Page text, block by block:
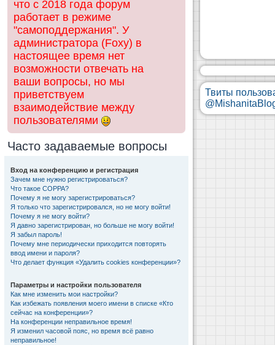
что с 2018 года форум
работает в режиме
"самоподдержания". У
администратора (Foxy) в
настоящее время нет
возможности отвечать на
ваши вопросы, но мы
приветствуем
взаимодействие между
пользователями
Часто задаваемые вопросы
Вход на конференцию и регистрация
Зачем мне нужно регистрироваться?
Что такое COPPA?
Почему я не могу зарегистрироваться?
Я только что зарегистрировался, но не могу войти!
Почему я не могу войти?
Я давно зарегистрирован, но больше не могу войти!
Я забыл пароль!
Почему мне периодически приходится повторять
ввод имени и пароля?
Что делает функция «Удалить cookies конференции»?
Параметры и настройки пользователя
Как мне изменить мои настройки?
Как избежать появления моего имени в списке «Кто
сейчас на конференции»?
На конференции неправильное время!
Я изменил часовой пояс, но время всё равно
неправильное!
Твиты